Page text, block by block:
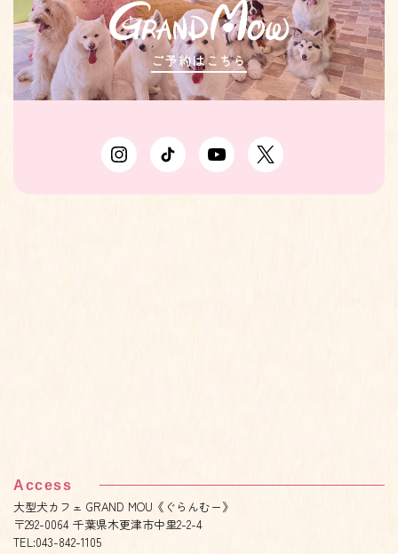
ご予約はこちら
Access
大型犬カフェ GRAND MOU《ぐらんむー》
〒292-0064 千葉県木更津市中里2-2-4
TEL:043-842-1105